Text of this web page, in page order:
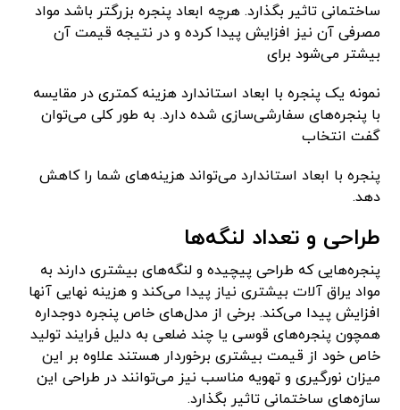
ساختمانی تاثیر بگذارد. هرچه ابعاد پنجره بزرگتر باشد مواد
مصرفی آن نیز افزایش پیدا کرده و در نتیجه قیمت آن
بیشتر می‌شود برای
نمونه یک پنجره با ابعاد استاندارد هزینه کمتری در مقایسه
با پنجره‌های سفارشی‌سازی شده دارد. به طور کلی می‌توان
گفت انتخاب
پنجره با ابعاد استاندارد می‌تواند هزینه‌های شما را کاهش
دهد.
طراحی و تعداد لنگه‌ها
پنجره‌هایی که طراحی پیچیده و لنگه‌های بیشتری دارند به
مواد یراق آلات بیشتری نیاز پیدا می‌کند و هزینه نهایی آنها
افزایش پیدا می‌کند. برخی از مدل‌های خاص پنجره دوجداره
همچون پنجره‌های قوسی یا چند ضلعی به دلیل فرایند تولید
خاص خود از قیمت بیشتری برخوردار هستند علاوه بر این
میزان نورگیری و تهویه مناسب نیز می‌توانند در طراحی این
سازه‌های ساختمانی تاثیر بگذارد.